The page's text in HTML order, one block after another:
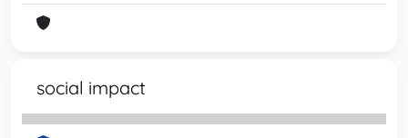
social impact